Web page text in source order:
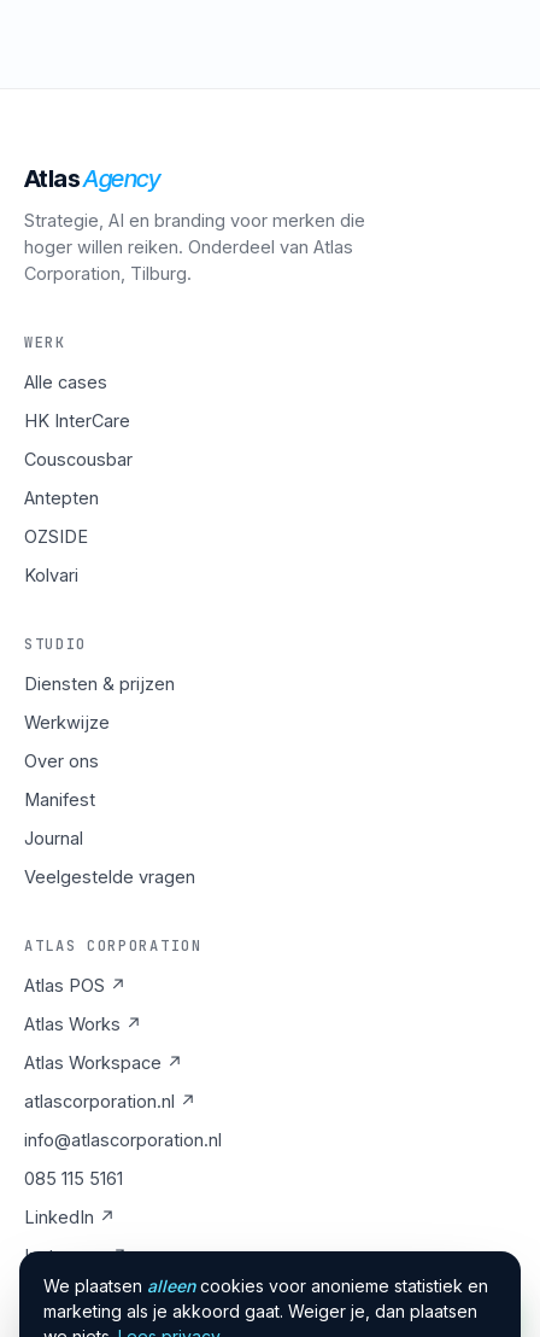
AtlasAgency
Strategie, AI en branding voor merken die
hoger willen reiken. Onderdeel van Atlas
Corporation, Tilburg.
WERK
Alle cases
HK InterCare
Couscousbar
Antepten
OZSIDE
Kolvari
STUDIO
Diensten & prijzen
Werkwijze
Over ons
Manifest
Journal
Veelgestelde vragen
ATLAS CORPORATION
Atlas POS ↗
Atlas Works ↗
Atlas Workspace ↗
atlascorporation.nl ↗
info@atlascorporation.nl
085 115 5161
LinkedIn ↗
Instagram ↗
We plaatsen alleencookies voor anonieme statistiek en
marketing als je akkoord gaat. Weiger je, dan plaatsen